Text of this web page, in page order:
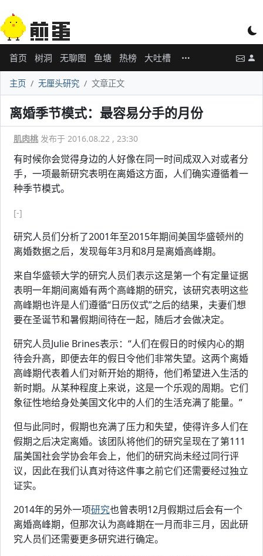
首页 树洞 无聊图 鱼塘 热榜 大吐槽
主页 无厘头研究 文章正文
离婚季节模式：最容易分手的月份
肌肉桃 发布于 2016.08.22 , 23:30
有时候你会觉得身边的人好像在同一时间成双入对或者分
手，一项最新研究表明在离婚这方面，人们确实遵循着一
种季节模式。
[-]
研究人员们分析了2001年至2015年期间美国华盛顿州的
离婚数据之后，发现每年3月和8月是离婚高峰期。
来自华盛顿大学的研究人员们表示这是第一个有定量证据
表明一年期间离婚有两个高峰期的研究，该研究表明这些
高峰期也许是人们遵循“日历仪式”之后的结果，夫妻们想
要在圣诞节和暑假期间待在一起，随后才会做决定。
研究人员Julie Brines表示：“人们在假日的时候内心的期
待会升高，即便去年的假日令他们非常失望。这两个离婚
高峰期代表着人们对新开始的期待，他们希望进入生活的
新时期。从某种程度上来说，这是一个乐观的周期。它们
象征性地给身处美国文化中的人们的生活充满了能量。”
但与此同时，假期也充满了压力和失望，使得许多人们在
假期之后决定离婚。该团队将他们的研究呈现在了第111
届美国社会学协会年会上，他们的研究尚未经过同行评
议，因此在我们认真对待这件事之前它们还需要经过独立
证实。
2014年的另外一项研究也曾表明12月假期过后会有一个
离婚高峰期，但那次认为高峰期在一月而非三月，因此研
究人员们还需要更多研究进行确定。